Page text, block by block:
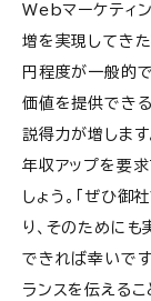
Webマーケティ
増を実現してき
円程度が一般的
価値を提供でき
説得力が増します
年収アップを要
しょう。「ぜひ
り、そのために
できれば幸いで
ランスを伝えるこ